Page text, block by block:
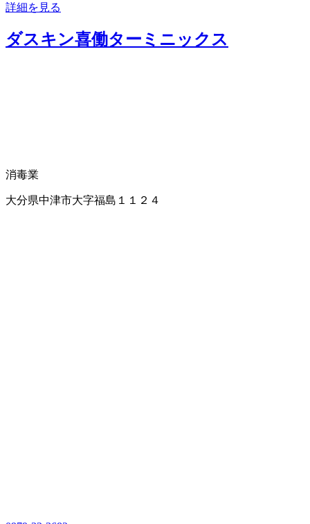
詳細を見る
ダスキン喜働ターミニックス
消毒業
大分県中津市大字福島１１２４